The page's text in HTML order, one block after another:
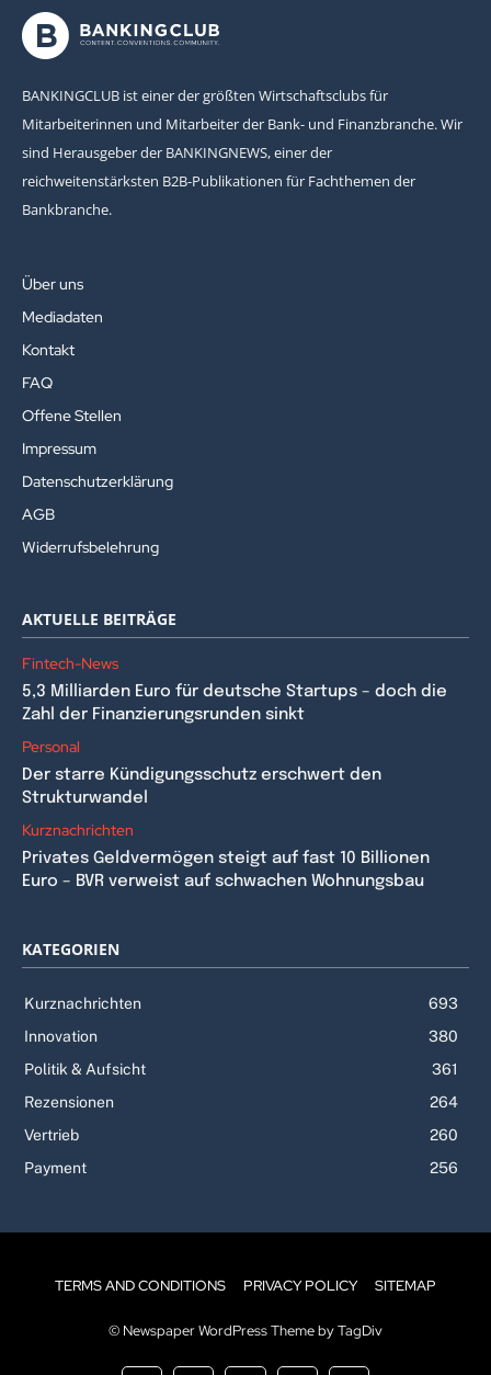
BANKINGCLUB ist einer der größten Wirtschaftsclubs für
Mitarbeiterinnen und Mitarbeiter der Bank- und Finanzbranche. Wir
sind Herausgeber der BANKINGNEWS, einer der
reichweitenstärksten B2B-Publikationen für Fachthemen der
Bankbranche.
Über uns
Mediadaten
Kontakt
FAQ
Offene Stellen
Impressum
Datenschutzerklärung
AGB
Widerrufsbelehrung
AKTUELLE BEITRÄGE
Fintech-News
5,3 Milliarden Euro für deutsche Startups – doch die
Zahl der Finanzierungsrunden sinkt
Personal
Der starre Kündigungsschutz erschwert den
Strukturwandel
Kurznachrichten
Privates Geldvermögen steigt auf fast 10 Billionen
Euro – BVR verweist auf schwachen Wohnungsbau
KATEGORIEN
Kurznachrichten
693
Innovation
380
Politik & Aufsicht
361
Rezensionen
264
Vertrieb
260
Payment
256
TERMS AND CONDITIONS PRIVACY POLICY SITEMAP
© Newspaper WordPress Theme by TagDiv